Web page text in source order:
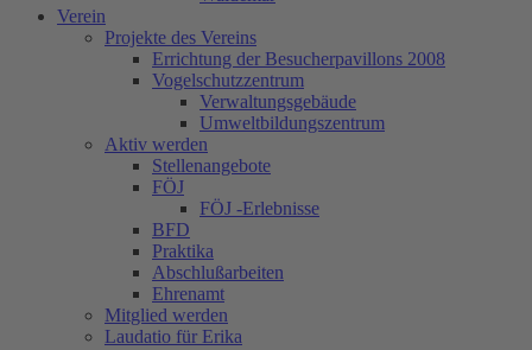
Verein
Projekte des Vereins
Errichtung der Besucherpavillons 2008
Vogelschutzzentrum
Verwaltungsgebäude
Umweltbildungszentrum
Aktiv werden
Stellenangebote
FÖJ
FÖJ -Erlebnisse
BFD
Praktika
Abschlußarbeiten
Ehrenamt
Mitglied werden
Laudatio für Erika